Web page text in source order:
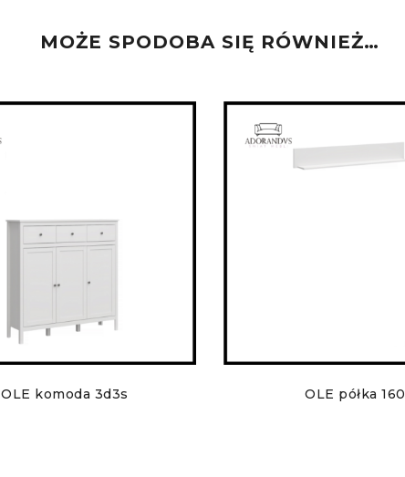
MOŻE SPODOBA SIĘ RÓWNIEŻ…
OLE komoda 3d3s OLE półka 160